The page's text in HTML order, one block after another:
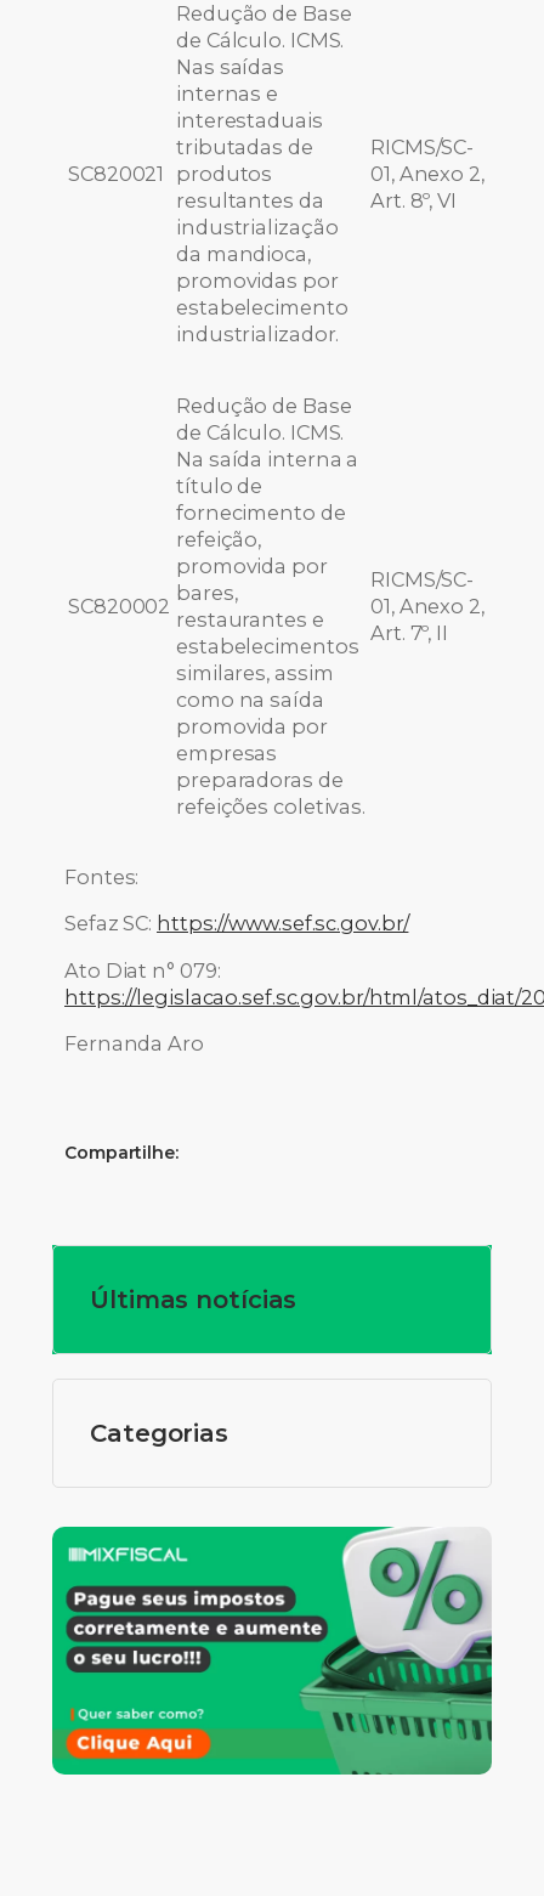
SC820021
Redução de Base
de Cálculo. ICMS.
Nas saídas
internas e
interestaduais
tributadas de
produtos
resultantes da
industrialização
da mandioca,
promovidas por
estabelecimento
industrializador.
RICMS/SC-
01, Anexo 2,
Art. 8º, VI
SC820002
Redução de Base
de Cálculo. ICMS.
Na saída interna a
título de
fornecimento de
refeição,
promovida por
bares,
restaurantes e
estabelecimentos
similares, assim
como na saída
promovida por
empresas
preparadoras de
refeições coletivas.
RICMS/SC-
01, Anexo 2,
Art. 7º, II
Fontes:
Sefaz SC: https://www.sef.sc.gov.br/
Ato Diat n° 079:
https://legislacao.sef.sc.gov.br/html/atos_diat/
Fernanda Aro
Compartilhe:
Últimas notícias
Categorias